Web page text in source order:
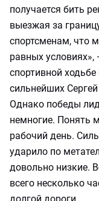
получается бить
выезжая за
спортсменам, что
равных
спортивной
сильнейших
Однако победы
немногие. Понять
рабочий день.
ударило по
довольно низкие.
всего несколько